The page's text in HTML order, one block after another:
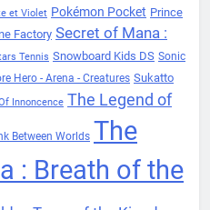
et Violet Pokémon Pocket Prince
Factory Secret of Mana :
Tennis Snowboard Kids DS Sonic
Hero - Arena - Creatures Sukatto
Innoncence The Legend of
Between Worlds The
: Breath of the